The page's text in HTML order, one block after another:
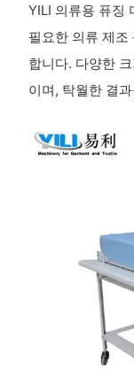
YILI 의류용 퓨징
필요한 의류 제
합니다. 다양한
이며, 탁월한 결